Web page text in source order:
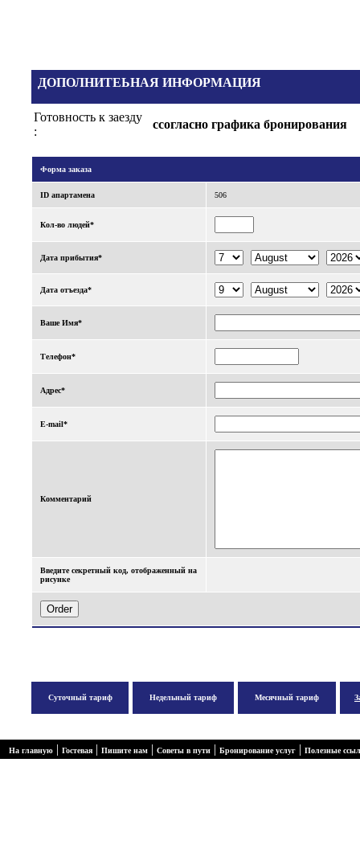
ДОПОЛНИТЕЬНАЯ ИНФОРМАЦИЯ
Готовность к заезду
:
cсогласно графика бронирования
Форма заказа
ID апартаменa 506
Кол-во людей*
Дата прибытия*
Дата отъезда*
Ваше Имя*
Телефон*
Адрес*
E-mail*
Комментарий
Введите секретный код, отображенный на
рисунке
Суточный тариф Недельный тариф Месячный тариф
На главную | Гостевая | Пишите нам | Советы в пути | Бронирование услуг | Полезные